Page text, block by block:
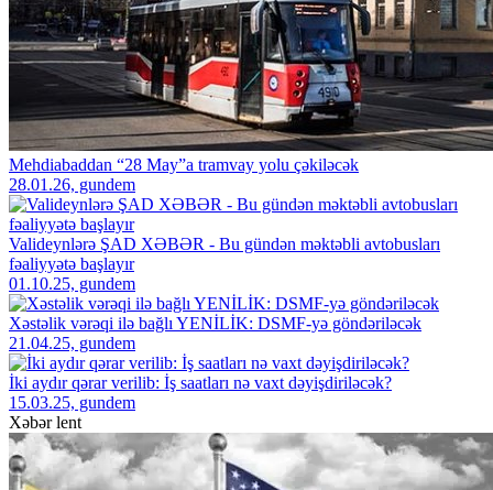
Mehdiabaddan “28 May”a tramvay yolu çəkiləcək
28.01.26, gundem
Valideynlərə ŞAD XƏBƏR - Bu gündən məktəbli avtobusları
fəaliyyətə başlayır
01.10.25, gundem
Xəstəlik vərəqi ilə bağlı YENİLİK: DSMF-yə göndəriləcək
21.04.25, gundem
İki aydır qərar verilib: İş saatları nə vaxt dəyişdiriləcək?
15.03.25, gundem
Xəbər lent